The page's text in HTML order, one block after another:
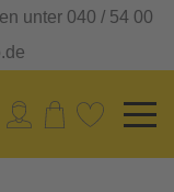
unter 040 / 54 00